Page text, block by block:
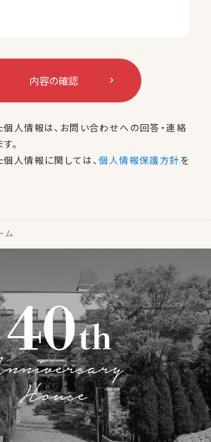
内容の確認
人情報は、お問い合わせへの回答・連絡
。
人情報に関しては、個人情報保護方針 を
ム